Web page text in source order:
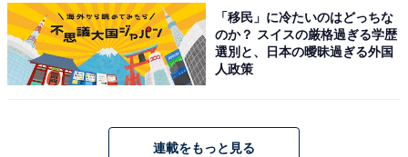
「移民」に冷たいのはどっちな
のか？ スイスの厳格過ぎる学歴
選別と、日本の曖昧過ぎる外国
人政策
連載をもっと見る